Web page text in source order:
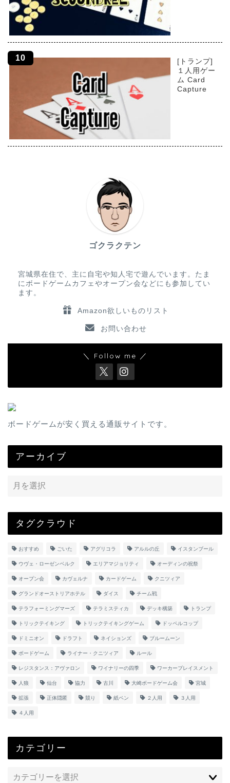
[トランプ]
１人用ゲー
ム Card
Capture
ゴクラクテン
宮城県在住で、主に自宅や知人宅で遊んでいます。たま
にボードゲームカフェやオープン会などにも参加してい
ます。
Amazon欲しいものリスト
お問い合わせ
＼ Follow me ／
ボードゲームが安く買える通販サイトです。
アーカイブ
タグクラウド
おすすめ ごいた アグリコラ アルルの丘 イスタンブール
ウヴェ・ローゼンベルク エリアマジョリティ オーディンの祝祭
オープン会 カヴェルナ カードゲーム クニツィア
グランドオーストリアホテル ダイス チーム戦
テラフォーミングマーズ テラミスティカ デッキ構築 トランプ
トリックテイキング トリックテイキングゲーム ドッペルコップ
ドミニオン ドラフト ネイションズ ブルームーン
ボードゲーム ライナー・クニツィア ルール
レジスタンス：アヴァロン ワイナリーの四季 ワーカープレイスメント
人狼 仙台 協力 古川 大崎ボードゲーム会 宮城
拡張 正体隠匿 競り 紙ペン ２人用 ３人用
４人用
カテゴリー